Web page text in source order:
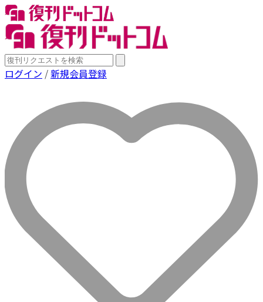
ログイン /新規会員登録